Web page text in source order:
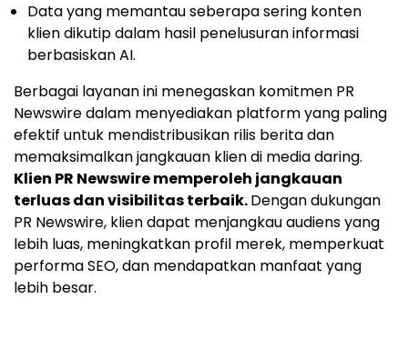
Data yang memantau seberapa sering konten
klien dikutip dalam hasil penelusuran informasi
berbasiskan AI.
Berbagai layanan ini menegaskan komitmen PR
Newswire dalam menyediakan platform yang paling
efektif untuk mendistribusikan rilis berita dan
memaksimalkan jangkauan klien di media daring.
Klien PR Newswire memperoleh jangkauan
terluas dan visibilitas terbaik.Dengan dukungan
PR Newswire, klien dapat menjangkau audiens yang
lebih luas, meningkatkan profil merek, memperkuat
performa SEO, dan mendapatkan manfaat yang
lebih besar.